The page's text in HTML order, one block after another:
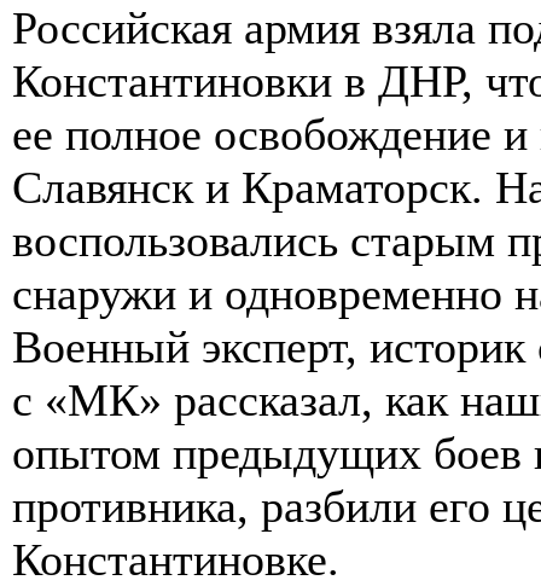
Российская армия взяла
Константиновки в ДНР,
ее полное освобождение
Славянск и Краматорск.
воспользовались старым
снаружи и одновременно
Военный эксперт,
с «МК» рассказал, как
опытом предыдущих боев
противника, разбили его
Константиновке.